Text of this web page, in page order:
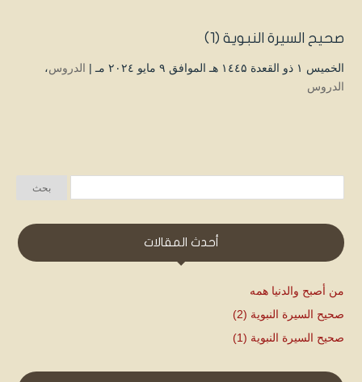
صحيح السيرة النبوية (1)
الخميس ۱ ذو القعدة ۱٤٤۵ هـ الموافق ۹ مايو ۲۰۲٤ مـ | الدروس،
الدروس
أحدث المقالات
من أصبح والدنيا همه
صحيح السيرة النبوية (2)
صحيح السيرة النبوية (1)